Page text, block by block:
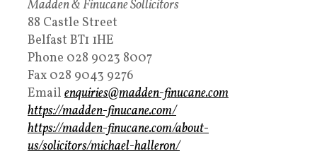
Madden & Finucane Sollicitors
88 Castle Street
Belfast BT1 1HE
Phone 028 9023 8007
Fax 028 9043 9276
Email enquiries@madden-finucane.com
https://madden-finucane.com/
https://madden-finucane.com/about-
us/solicitors/michael-halleron/